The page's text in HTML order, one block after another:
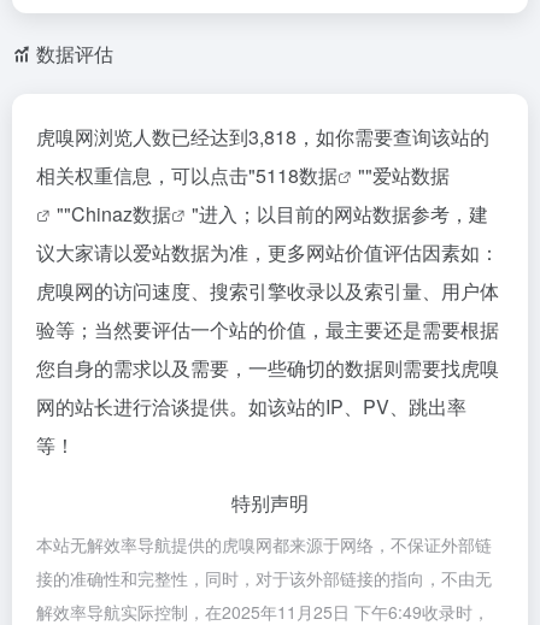
数据评估
虎嗅网浏览人数已经达到3,818，如你需要查询该站的
相关权重信息，可以点击"5118数据 ""爱站数据
""Chinaz数据
"进入；以目前的网站数据参考，建
议大家请以爱站数据为准，更多网站价值评估因素如：
虎嗅网的访问速度、搜索引擎收录以及索引量、用户体
验等；当然要评估一个站的价值，最主要还是需要根据
您自身的需求以及需要，一些确切的数据则需要找虎嗅
网的站长进行洽谈提供。如该站的IP、PV、跳出率
等！
特别声明
本站无解效率导航提供的虎嗅网都来源于网络，不保证外部链
接的准确性和完整性，同时，对于该外部链接的指向，不由无
解效率导航实际控制，在2025年11月25日 下午6:49收录时，